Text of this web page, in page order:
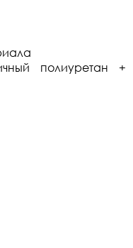
полиуретан +